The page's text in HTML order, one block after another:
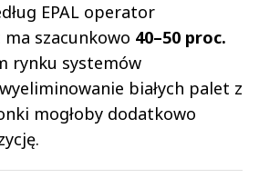
EPAL operator
szacunkowo 40–50 proc.
rynku systemów
białych palet z
mogłoby dodatkowo